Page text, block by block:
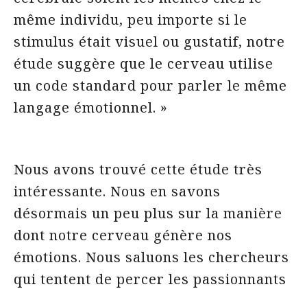
même individu, peu importe si le
stimulus était visuel ou gustatif, notre
étude suggère que le cerveau utilise
un code standard pour parler le même
langage émotionnel. »
Nous avons trouvé cette étude très
intéressante. Nous en savons
désormais un peu plus sur la manière
dont notre cerveau génère nos
émotions. Nous saluons les chercheurs
qui tentent de percer les passionnants